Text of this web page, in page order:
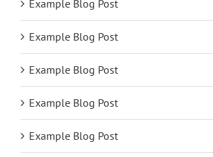
Example Blog Post
Example Blog Post
Example Blog Post
Example Blog Post
Example Blog Post